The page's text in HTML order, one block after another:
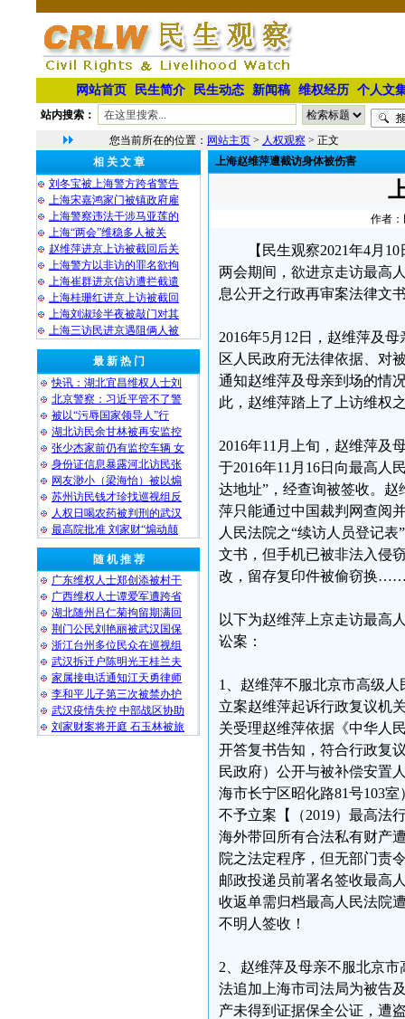
网站首页 民生简介 民生动态 新闻稿 维权经历 个人文
站内搜索：
您当前所在的位置： 网站主页 > 人权观察 > 正文
相 关 文 章
刘冬宝被上海警方跨省警告
上海宋嘉鸿家门被镇政府雇
上海警察违法干涉马亚莲的
上海“两会”维稳多人被关
赵维萍进京上访被截回后关
上海警方以非访的罪名欲拘
上海崔群进京信访遭拦截遣
上海桂珊红进京上访被截回
上海刘淑珍半夜被敲门对其
上海三访民进京遇阻俩人被
最 新 热 门
快讯：湖北宜昌维权人士刘
北京警察：习近平管不了警
被以“污辱国家领导人”行
湖北访民余甘林被再安监控
张少杰家前仍有监控车辆 女
身份证信息暴露河北访民张
网友渺小（梁海怡）被以煽
苏州访民钱才珍找巡视组反
人权日喝农药被判刑的武汉
最高院批准 刘家财“煽动颠
随 机 推 荐
广东维权人士郑创添被村干
广西维权人士谭爱军遭跨省
湖北随州吕仁菊拘留期满回
荆门公民刘艳丽被武汉国保
浙江台州多位民众在巡视组
武汉拆迁户陈明光王桂兰夫
家属接电话通知江天勇律师
李和平儿子第三次被禁办护
武汉疫情失控 中部战区协助
刘家财案将开庭 石玉林被旅
上海赵维萍遭截访身体被伤害
作者：
【民生观察2021年4月
两会期间，欲进京走访最高
息公开之行政再审案法律文
2016年5月12日，赵维萍及
区人民政府无法律依据、对
通知赵维萍及母亲到场的情
此，赵维萍踏上了上访维权
2016年11月上旬，赵维萍及
于2016年11月16日向最高人
达地址”，经查询被签收。
萍只能通过中国裁判网查阅
人民法院之“续访人员登记
文书，但手机已被非法入侵
改，留存复印件被偷窃换
以下为赵维萍上京走访最高
讼案：
1、赵维萍不服北京市高级
立案赵维萍起诉行政复议机
关受理赵维萍依据《中华人
开答复书告知，符合行政复
民政府）公开与被补偿安置
海市长宁区昭化路81号103
不予立案【（2019）最高法
海外带回所有合法私有财产
院之法定程序，但无部门责
邮政投递员前署名签收最高
收返单需归档最高人民法院
不明人签收！
2、赵维萍及母亲不服北京
法追加上海市司法局为被告
产未得到证据保全公证，遭